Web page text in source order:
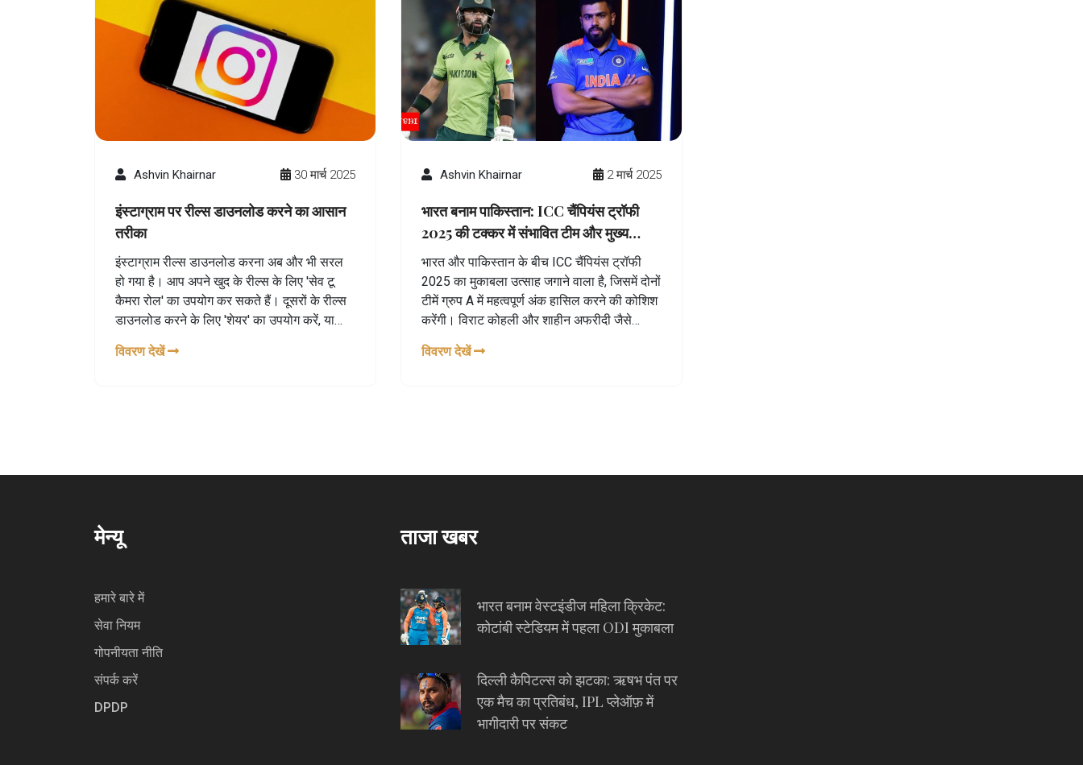
Ashvin Khairnar 30 मार्च 2025
इंस्टाग्राम पर रील्स डाउनलोड करने का आसान
तरीका
इंस्टाग्राम रील्स डाउनलोड करना अब और भी सरल
हो गया है। आप अपने खुद के रील्स के लिए 'सेव टू
कैमरा रोल' का उपयोग कर सकते हैं। दूसरों के रील्स
डाउनलोड करने के लिए 'शेयर' का उपयोग करें, या
और डेस्कटॉप टूल्स से भी मदद ली जा सकती है।
विवरण देखें
Ashvin Khairnar 2 मार्च 2025
भारत बनाम पाकिस्तान: ICC चैंपियंस ट्रॉफी
2025 की टक्कर में संभावित टीम और मुख्य
खिलाड़ी
भारत और पाकिस्तान के बीच ICC चैंपियंस ट्रॉफी
2025 का मुकाबला उत्साह जगाने वाला है, जिसमें दोनों
टीमें ग्रुप A में महत्वपूर्ण अंक हासिल करने की कोशिश
करेंगी। विराट कोहली और शाहीन अफरीदी जैसे
होंगे।
विवरण देखें
मेन्यू
हमारे बारे में
सेवा नियम
गोपनीयता नीति
संपर्क करें
DPDP
ताजा खबर
भारत बनाम वेस्टइंडीज महिला क्रिकेट:
कोटांबी स्टेडियम में पहला ODI मुकाबला
दिल्ली कैपिटल्स को झटका: ऋषभ पंत पर
एक मैच का प्रतिबंध, IPL प्लेऑफ़ में
भागीदारी पर संकट